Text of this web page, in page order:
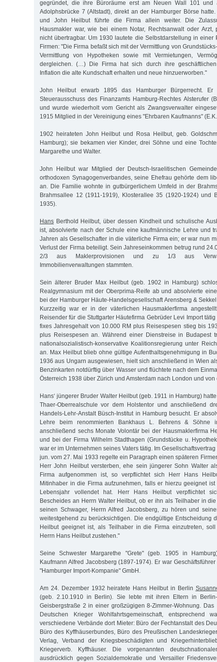
gegründet, die ihre Büroräume erst am Neuen Wall 101 und
Adolphsbrücke 7 (Altstadt), direkt an der Hamburger Börse
und John Heilbut führte die Firma allein weiter. Die
Hausmakler war, wie bei einem Notar, Rechtsanwalt oder Arzt,
nicht übertragbar. Um 1930 lautete die Selbstdarstellung in einer
Firmen: "Die Firma befaßt sich mit der Vermittlung von
Vermittlung von Hypotheken sowie mit Vermietungen,
dergleichen. (…) Die Firma hat sich durch ihre
Inflation die alte Kundschaft erhalten und neue hinzuerworben."
John Heilbut erwarb 1895 das Hamburger Bürgerrecht. Er
Steuerausschuss des Finanzamts Hamburg-Rechtes Alsterufer
und wurde wiederholt vom Gericht als Zwangsverwalter
1915 Mitglied in der Vereinigung eines "Ehrbaren Kaufmanns"
1902 heirateten John Heilbut und Rosa Heilbut, geb.
Hamburg); sie bekamen vier Kinder, drei Söhne und eine
Margarethe und Walter.
John Heilbut war Mitglied der Deutsch-Israelitischen
orthodoxen Synagogenverbandes, seine Ehefrau gehörte dem
an. Die Familie wohnte in gutbürgerlichem Umfeld in der
Brahmsallee 12 (1911-1919), Klosterallee 35 (1920-1924) und
1935).
Hans Berthold Heilbut, über dessen Kindheit und schulische
ist, absolvierte nach der Schule eine kaufmännische Lehre und
Jahren als Gesellschafter in die väterliche Firma ein; er war nun
Verlust der Firma beteiligt. Sein Jahreseinkommen betrug rund
2/3 aus Maklerprovisionen und zu 1/3 aus
Immobilienverwaltungen stammten.
Sein älterer Bruder Max Heilbut (geb. 1902 in Hamburg)
Realgymnasium mit der Oberprima-Reife ab und absolvierte
bei der Hamburger Häute-Handelsgesellschaft Arensberg &
Kurzzeitig war er in der väterlichen Hausmaklerfirma
Reisender für die Stuttgarter Häutefirma Gebrüder Levi Import
fixes Jahresgehalt von 10.000 RM plus Reisespesen stieg bis
plus Reisespesen an. Während einer Dienstreise in Budapest
nationalsozialistisch-konservative Koalitionsregierung unter
an. Max Heilbut blieb ohne gültige Aufenthaltsgenehmigung in
1936 aus Ungarn ausgewiesen, hielt sich anschließend in Wien
Benzinkarten notdürftig über Wasser und flüchtete nach dem
Österreich 1938 über Zürich und Amsterdam nach London und
Hans‘ jüngerer Bruder Walter Heilbut (geb. 1911 in Hamburg)
Thaer-Oberrealschule vor dem Holstentor und anschließend
Handels-Lehr-Anstalt Büsch-Institut in Hamburg besucht. Er
Lehre beim renommierten Bankhaus L. Behrens & Söhne
anschließend sechs Monate Volontär bei der Hausmaklerfirma
und bei der Firma Wilhelm Stadthagen (Grundstücke u.
war er im Unternehmen seines Vaters tätig. Im
jun. vom 27. Mai 1933 regelte ein Paragraph einen späteren
Herr John Heilbut versterben, ehe sein jüngerer Sohn Walter
Firma aufgenommen ist, so verpflichtet sich Herr Hans
Mitinhaber in die Firma aufzunehmen, falls er hierzu geeignet
Lebensjahr vollendet hat. Herr Hans Heilbut verpflichtet
Bescheides an Herrn Walter Heilbut, ob er ihn als Teilhaber in
seinen Schwager, Herrn Alfred Jacobsberg, zu hören und
weitestgehend zu berücksichtigen. Die endgültige Entscheidung
Heilbut geeignet ist, als Teilhaber in die Firma einzutreten,
Herrn Hans Heilbut zustehen."
Seine Schwester Margarethe "Grete" (geb. 1905 in
Kaufmann Alfred Jacobsberg (1897-1974). Er war
"Hamburger Import-Kompanie" GmbH.
Am 24. Dezember 1932 heiratete Hans Heilbut in Berlin
(geb. 2.10.1910 in Berlin). Sie lebte mit ihren Eltern in
Geisbergstraße 2 in einer großzügigen 8-Zimmer-Wohnung. Das
Deutschen Krieger Wohlfahrtsgemeinschaft, entsprechend
verschiedene Verbände dort Mieter: Büro der Fechtanstalt des
Büro des Kyffhäuserbundes, Büro des Preußischen
Verlag, Verband der Kriegsbeschädigten und
Kriegerverb. Kyffhäuser. Die vorgenannten
ausdrücklich gegen Sozialdemokratie und Versailler